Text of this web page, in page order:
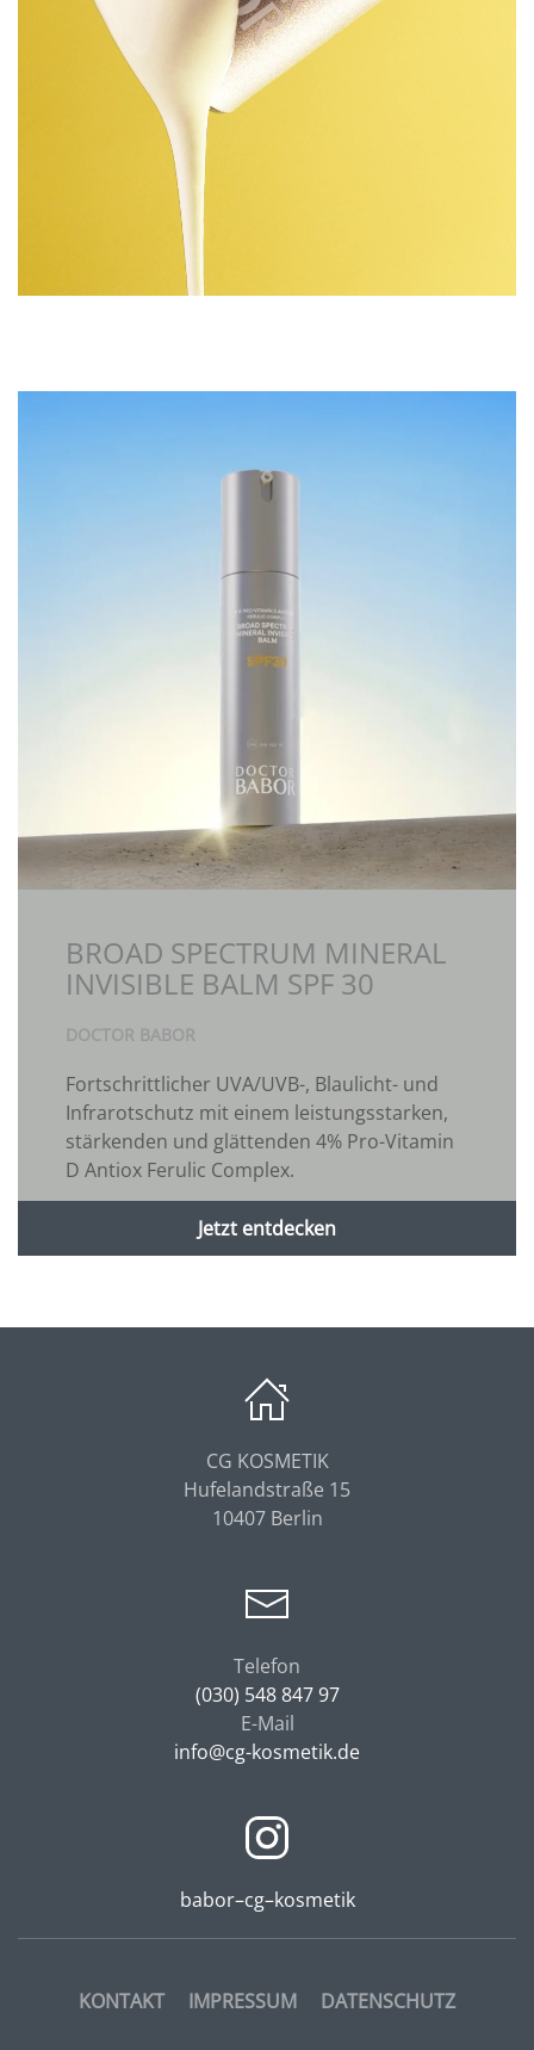
BROAD SPECTRUM MINERAL
INVISIBLE BALM SPF 30
DOCTOR BABOR
Fortschrittlicher UVA/UVB-, Blaulicht- und
Infrarotschutz mit einem leistungsstarken,
stärkenden und glättenden 4% Pro-Vitamin
D Antiox Ferulic Complex.
Jetzt entdecken
CG KOSMETIK
Hufelandstraße 15
10407 Berlin
Telefon
(030) 548 847 97
E-Mail
info@cg-kosmetik.de
babor–cg–kosmetik
KONTAKT IMPRESSUM DATENSCHUTZ